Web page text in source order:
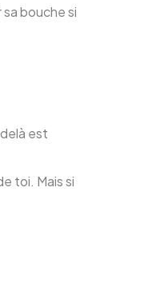
sa bouche si
est
toi. Mais si